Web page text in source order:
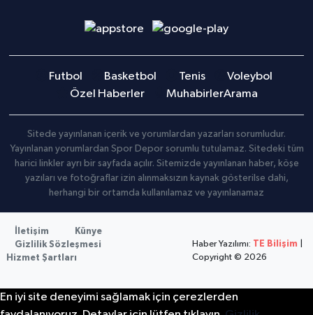
Futbol Basketbol Tenis
Voleybol
Özel Haberler
MuhabirlerArama
Sitede yayınlanan içerik ve yorumlardan yazarları sorumludur.
Yayınlanan yorumlardan Spor Depor sorumlu tutulamaz. Sitedeki tüm
harici linkler ayrı bir sayfada açılır. Sitemizde yayınlanan haber, köşe
yazıları ve fotoğraflar izin alınmaksızın kaynak gösterilse dahi,
herhangi bir ortamda kullanılamaz ve yayınlanamaz
İletişim
Künye
Gizlilik Sözleşmesi
Hizmet Şartları
Haber Yazılımı: TE Bilişim
Copyright © 2026
En iyi site deneyimi sağlamak için çerezlerden